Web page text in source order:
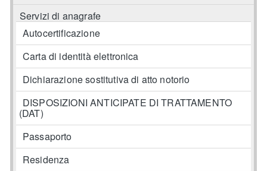
Servizi di anagrafe
Autocertificazione
Carta di identità elettronica
Dichiarazione sostitutiva di atto notorio
DISPOSIZIONI ANTICIPATE DI TRATTAMENTO
(DAT)
Passaporto
Residenza